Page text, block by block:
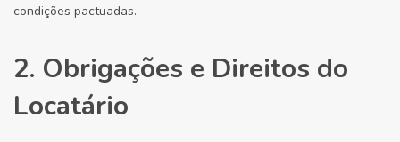
condições pactuadas.
2. Obrigações e Direitos do
Locatário